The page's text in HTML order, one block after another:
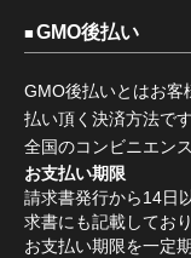
GMO後払い
GMO後払いとはお客
払い頂く決済方法です
全国のコンビニエン
お支払い期限
請求書発行から14日
求書にも記載しており
お支払い期限を一定